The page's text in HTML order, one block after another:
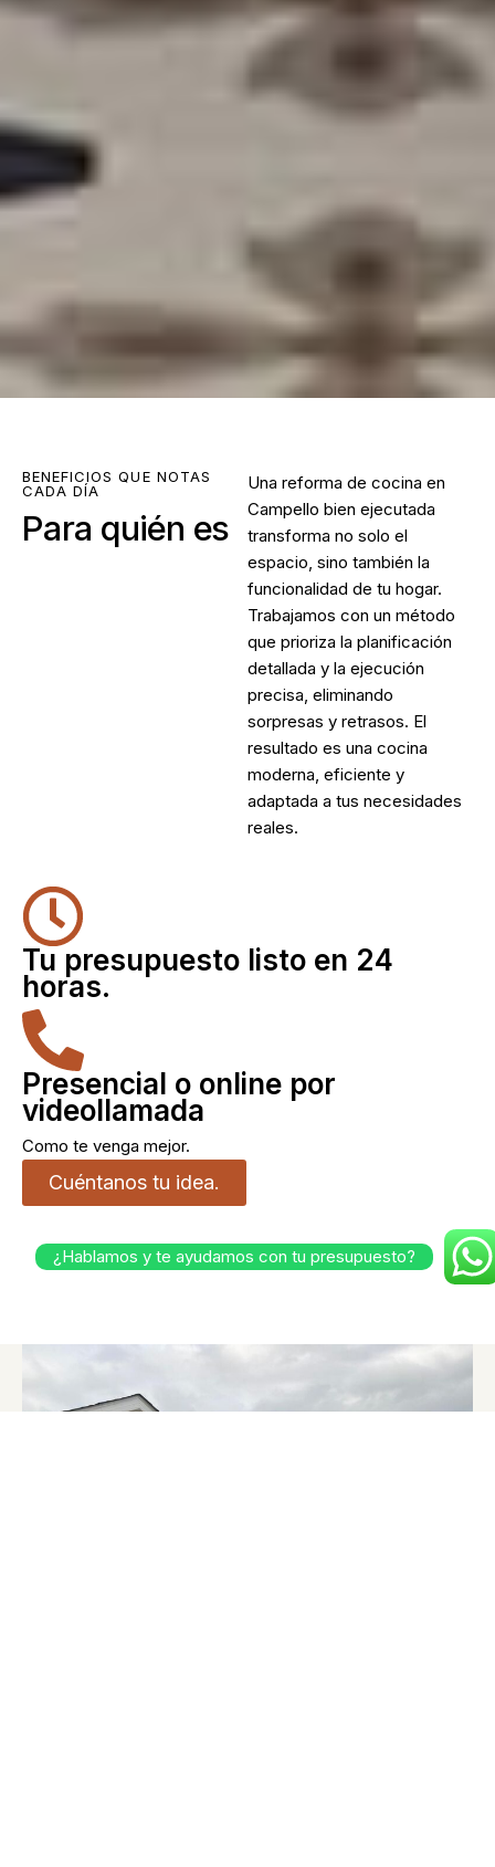
BENEFICIOS QUE NOTAS
CADA DÍA
Para quién es
Una reforma de cocina en
Campello bien ejecutada
transforma no solo el
espacio, sino también la
funcionalidad de tu hogar.
Trabajamos con un método
que prioriza la planificación
detallada y la ejecución
precisa, eliminando
sorpresas y retrasos. El
resultado es una cocina
moderna, eficiente y
adaptada a tus necesidades
reales.
Tu presupuesto listo en 24
horas.
Presencial o online por
videollamada
Como te venga mejor.
Cuéntanos tu idea.
¿Hablamos y te ayudamos con tu presupuesto?